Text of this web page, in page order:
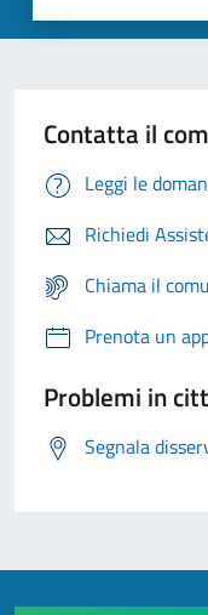
Contatta il
Leggi le
Richiedi
Chiama il
Prenota un
Problemi in
Segnala